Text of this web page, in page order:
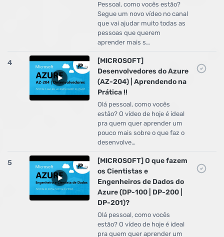
Pessoal, como vocês estão?
Segue um novo vídeo no canal
que vai ajudar muito todas as
pessoas que querem
aprender mais s…
4
[MICROSOFT]
Desenvolvedores do Azure
(AZ-204) | Aprendendo na
Prática !!
Olá pessoal, como vocês
estão? O vídeo de hoje é ideal
pra quem quer aprender um
pouco mais sobre o que faz o
desenvolve…
5
[MICROSOFT] O que fazem
os Cientistas e
Engenheiros de Dados do
Azure (DP-100 | DP-200 |
DP-201)?
Olá pessoal, como vocês
estão? O vídeo de hoje é ideal
pra quem quer aprender um